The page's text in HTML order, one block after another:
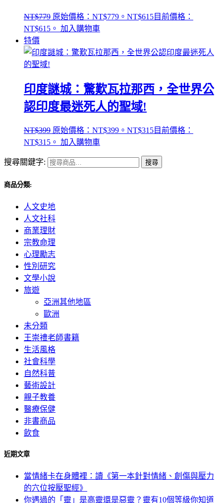
NT$779 原始價格：NT$779。 NT$615目前價格：
NT$615。 加入購物車
特價
印度謎城：驚歎瓦拉那西，全世界公
認印度最迷死人的聖域!
NT$399 原始價格：NT$399。 NT$315目前價格：
NT$315。 加入購物車
搜尋關鍵字: 搜尋
商品分類:
人文史地
人文社科
商業理財
宗教命理
心理勵志
性別研究
文學小說
旅遊
亞洲其他地區
歐洲
未分類
王崇禮老師書籍
生活風格
社會科學
自然科普
藝術設計
親子教養
醫療保健
非書商品
飲食
近期文章
當情緒卡在身體裡：讀《第一本針對情緒、創傷與壓力
的穴位按壓聖經》
你遇過的「靈」是高靈還是惡靈？靈有10個等級你知道